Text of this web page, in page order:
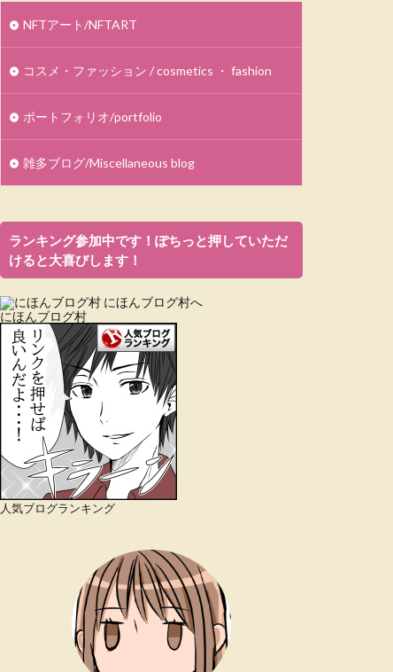
NFTアート/NFTART
コスメ・ファッション / cosmetics ・ fashion
ポートフォリオ/portfolio
雑多ブログ/Miscellaneous blog
ランキング参加中です！ぽちっと押していただ
けると大喜びします！
にほんブログ村
人気ブログランキング